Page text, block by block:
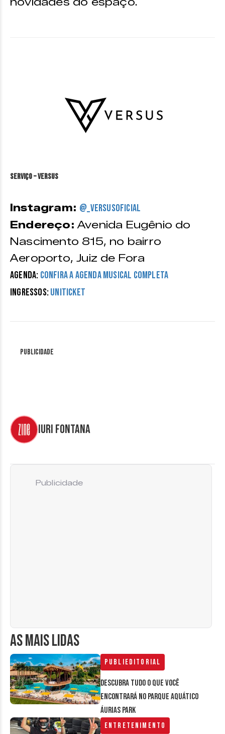
Serviço – Versus
Instagram: @_versusoficial
Endereço: Avenida Eugênio do
Nascimento 815, no bairro
Aeroporto, Juiz de Fora
Agenda: Confira a agenda musical completa
Ingressos:Uniticket
Publicidade
Iuri Fontana
AS MAIS LIDAS
Publieditorial
Descubra tudo o que você
encontrará no parque aquático
Áurias Park
Entretenimento
Publicidade